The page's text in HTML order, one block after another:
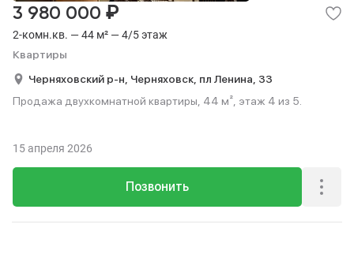
2-комн.кв. — 44 м² — 4/5 этаж
Квартиры
3 980 000 ₽
Черняховский р-н, Черняховск, пл Ленина, 33
Продажа двухкомнатной квартиры, 44 м², этаж 4 из 5.
Позвонить
15 апреля 2026